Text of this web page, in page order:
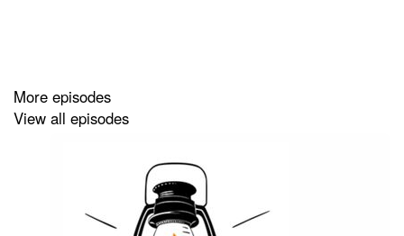
More episodes
View all episodes